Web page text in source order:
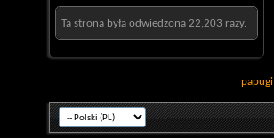
Ta strona była odwiedzona 22,203 razy.
papugi